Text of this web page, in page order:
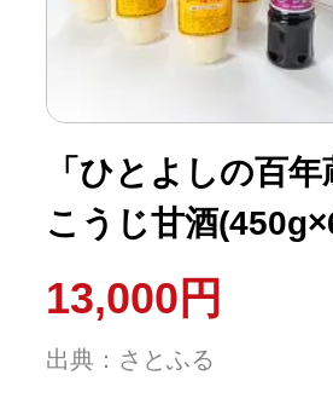
10秒ぴったり
自治体直営サ
はじめるバイ
よくあるご質問
「ひとよしの百
こうじ甘酒
醤油(300ml×1本)
13,000円
出典：さとふる